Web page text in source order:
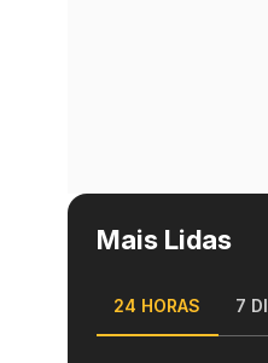
Mais Lidas
24 HORAS 7